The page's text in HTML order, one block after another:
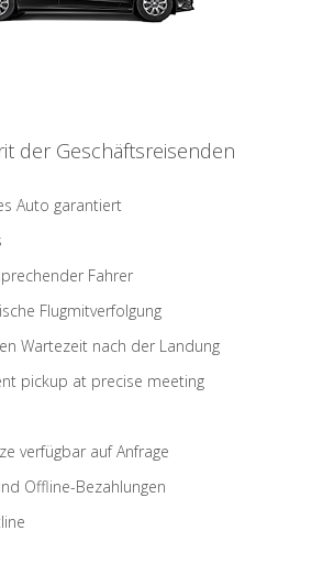
der Geschäftsreisenden
Auto garantiert
Fahrer
Flugmitverfolgung
Wartezeit nach der Landung
pickup at precise meeting
verfügbar auf Anfrage
Offline-Bezahlungen